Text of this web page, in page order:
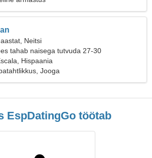
Neitsi
tahab naisega tutvuda 27-30
Hispaania
Jooga
EspDatingGo töötab